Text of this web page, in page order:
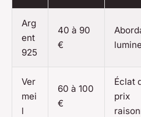
Arg
ent
925
40 à 90
€
Ver
mei
l
60 à 100
€
Éclat
prix